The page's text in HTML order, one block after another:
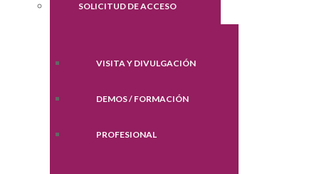
SOLICITUD DE ACCESO
VISITA Y DIVULGACIÓN
DEMOS / FORMACIÓN
PROFESIONAL